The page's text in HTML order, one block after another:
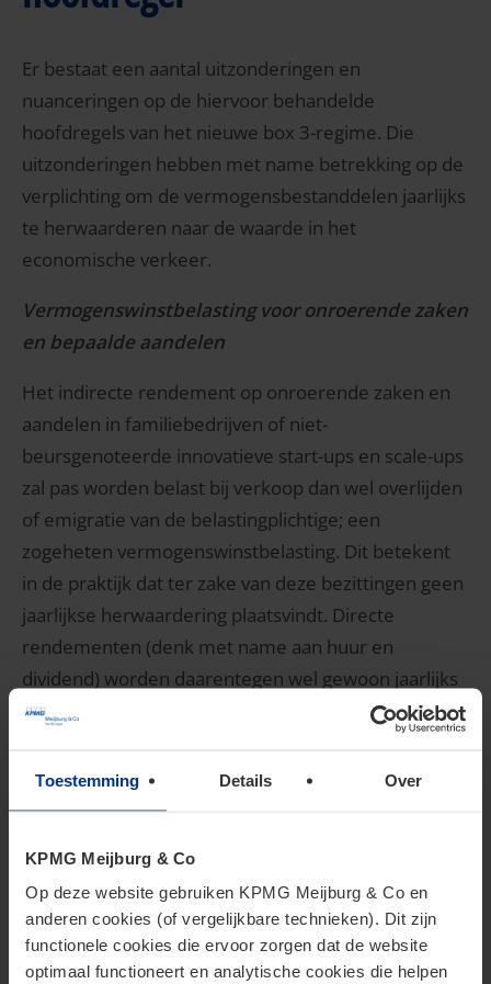
Toestemming Details Over
KPMG Meijburg & Co
Op deze website gebruiken KPMG Meijburg & Co en
anderen cookies (of vergelijkbare technieken). Dit zijn
functionele cookies die ervoor zorgen dat de website
optimaal functioneert en analytische cookies die helpen
Er bestaat een aantal uitzonderingen en
nuanceringen op de hiervoor behandelde
hoofdregels van het nieuwe box 3-regime. Die
uitzonderingen hebben met name betrekking op de
verplichting om de vermogensbestanddelen jaarlijks
te herwaarderen naar de waarde in het
economische verkeer.
Vermogenswinstbelasting voor onroerende zaken
en bepaalde aandelen
Het indirecte rendement op onroerende zaken en
aandelen in familiebedrijven of niet-
beursgenoteerde innovatieve start-ups en scale-ups
zal pas worden belast bij verkoop dan wel overlijden
of emigratie van de belastingplichtige; een
zogeheten vermogenswinstbelasting. Dit betekent
in de praktijk dat ter zake van deze bezittingen geen
jaarlijkse herwaardering plaatsvindt. Directe
rendementen (denk met name aan huur en
dividend) worden daarentegen wel gewoon jaarlijks
belast.
Onroerende zaken die niet reeds zijn belast in box 1
indirecte rendement op deze onroerende zaken
worden belast conform een
vermogenswinstbelasting. Dit houdt in dat pas
belasting wordt geheven bij verkoop dan wel